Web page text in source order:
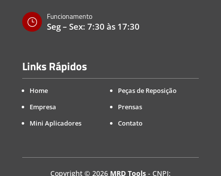
}
Funcionamento
Seg – Sex: 7:30 às 17:30
Links Rápidos
Home
Empresa
Mini Aplicadores
Peças de Reposição
Prensas
Contato
Copyright © 2026 MRD Tools- CNPJ: